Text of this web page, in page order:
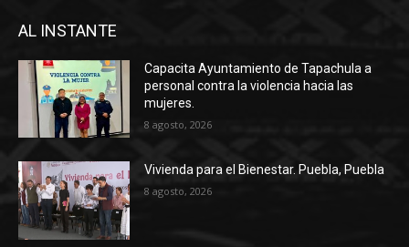
AL INSTANTE
Capacita Ayuntamiento de Tapachula a
personal contra la violencia hacia las
mujeres.
8 agosto, 2026
Vivienda para el Bienestar. Puebla, Puebla
8 agosto, 2026